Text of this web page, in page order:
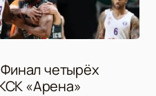
четырёх
«Арена»